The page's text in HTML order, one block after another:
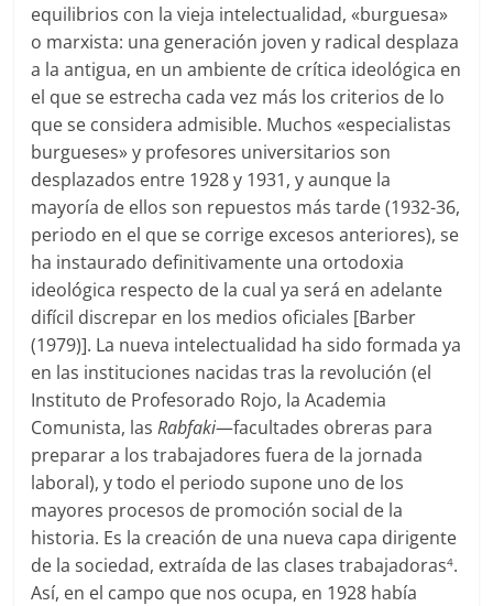
equilibrios con la vieja intelectualidad, «burguesa»
o marxista: una generación joven y radical desplaza
a la antigua, en un ambiente de crítica ideológica en
el que se estrecha cada vez más los criterios de lo
que se considera admisible. Muchos «especialistas
burgueses» y profesores universitarios son
desplazados entre 1928 y 1931, y aunque la
mayoría de ellos son repuestos más tarde (1932-36,
periodo en el que se corrige excesos anteriores), se
ha instaurado definitivamente una ortodoxia
ideológica respecto de la cual ya será en adelante
difícil discrepar en los medios oficiales [Barber
(1979)]. La nueva intelectualidad ha sido formada ya
en las instituciones nacidas tras la revolución (el
Instituto de Profesorado Rojo, la Academia
Comunista, lasRabfaki—facultades obreras para
preparar a los trabajadores fuera de la jornada
laboral), y todo el periodo supone uno de los
mayores procesos de promoción social de la
historia. Es la creación de una nueva capa dirigente
de la sociedad, extraída de las clases trabajadoras4.
Así, en el campo que nos ocupa, en 1928 había